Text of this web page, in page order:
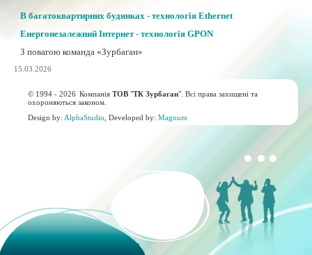
В багатоквартирних будинках - технологія Ethernet
Енергонезалежний Інтернет - технологія GPON
З повагою команда «Зурбаган»
15.03.2026
© 1994 - 2026 КомпаніяТОВ "ТК Зурбаган". Всі права захищені та
охороняються законом.
Design by: AlphaStudio , Developed by:Magnum